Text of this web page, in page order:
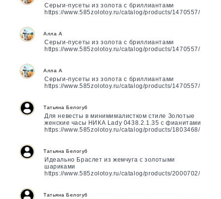
Серьги-пусеты из золота с бриллиантами
https://www.585zolotoy.ru/catalog/products/1470557/
Алла А
Серьги-пусеты из золота с бриллиантами
https://www.585zolotoy.ru/catalog/products/1470557/
Алла А
Серьги-пусеты из золота с бриллиантами
https://www.585zolotoy.ru/catalog/products/1470557/
Татьяна Белогуб
Для невесты в минимималистком стиле Золотые
женские часы НИКА Lady 0438.2.1.35 с фианитами
https://www.585zolotoy.ru/catalog/products/1803468/
Татьяна Белогуб
Идеально Браслет из жемчуга с золотыми
шариками
https://www.585zolotoy.ru/catalog/products/2000702/
Татьяна Белогуб